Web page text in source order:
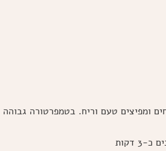
ומפיצים טעם וריח. בטמפרטורה
דקות